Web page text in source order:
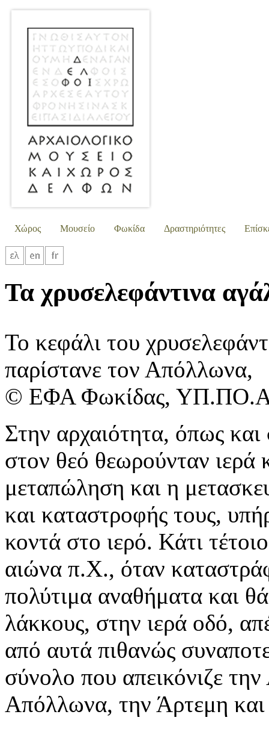
Χώρος Μουσείο Φωκίδα Δραστηριότητες
Τα χρυσελεφάντινα
Το κεφάλι του
παρίστανε τον Απόλλωνα,
© ΕΦΑ ​Φωκίδας,
Στην αρχαιότητα, όπως
στον θεό θεωρούνταν ιερά
μεταπώληση και η
και καταστροφής τους,
κοντά στο ιερό. Κάτι
αιώνα π.Χ., όταν
πολύτιμα αναθήματα και
λάκκους, στην ιερά οδό,
από αυτά πιθανώς
σύνολο που απεικόνιζε
Απόλλωνα, την Άρτεμη